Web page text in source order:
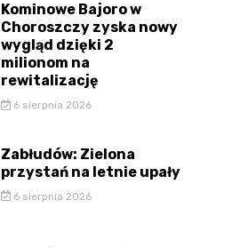
Kominowe Bajoro w
Choroszczy zyska nowy
wygląd dzięki 2
milionom na
rewitalizację
6 sierpnia 2026
Zabłudów: Zielona
przystań na letnie upały
6 sierpnia 2026